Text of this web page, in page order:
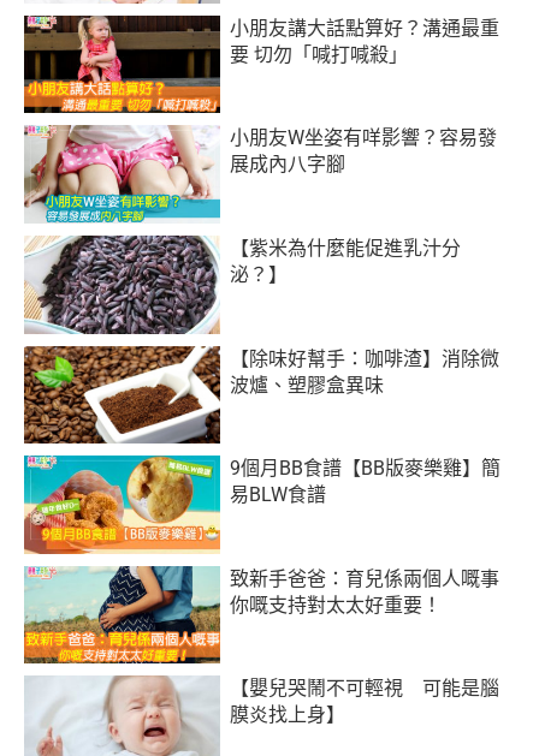
小朋友講大話點算好？溝通最重
要 切勿「喊打喊殺」
小朋友W坐姿有咩影響？容易發
展成內八字腳
【紫米為什麼能促進乳汁分
泌？】
【除味好幫手：咖啡渣】消除微
波爐、塑膠盒異味
9個月BB食譜【BB版麥樂雞】簡
易BLW食譜
致新手爸爸：育兒係兩個人嘅事
你嘅支持對太太好重要！
【嬰兒哭鬧不可輕視 可能是腦
膜炎找上身】